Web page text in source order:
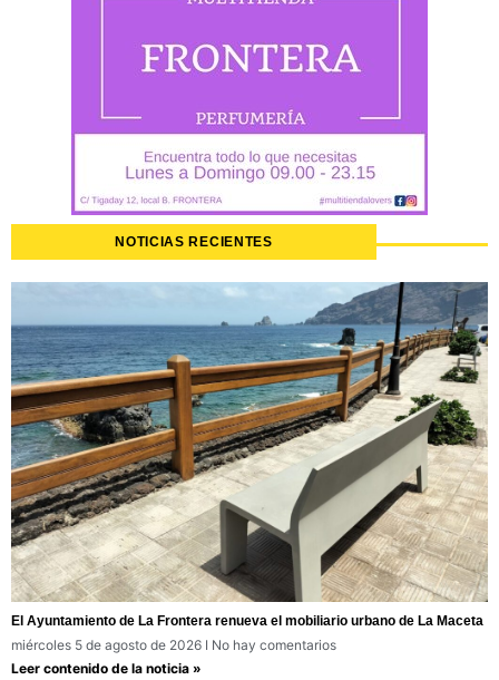
NOTICIAS RECIENTES
El Ayuntamiento de La Frontera renueva el mobiliario urbano de La Maceta
miércoles 5 de agosto de 2026
No hay comentarios
Leer contenido de la noticia »